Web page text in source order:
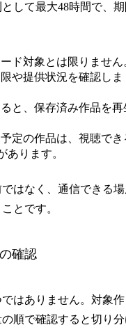
して最大48時間で、
ド対象とは限りません
や提供状況を確認しま
と、保存済み作品を再
定の作品は、視聴でき
あります。
はなく、通信できる
とです。
確認
はありません。対象作
順で確認すると切り